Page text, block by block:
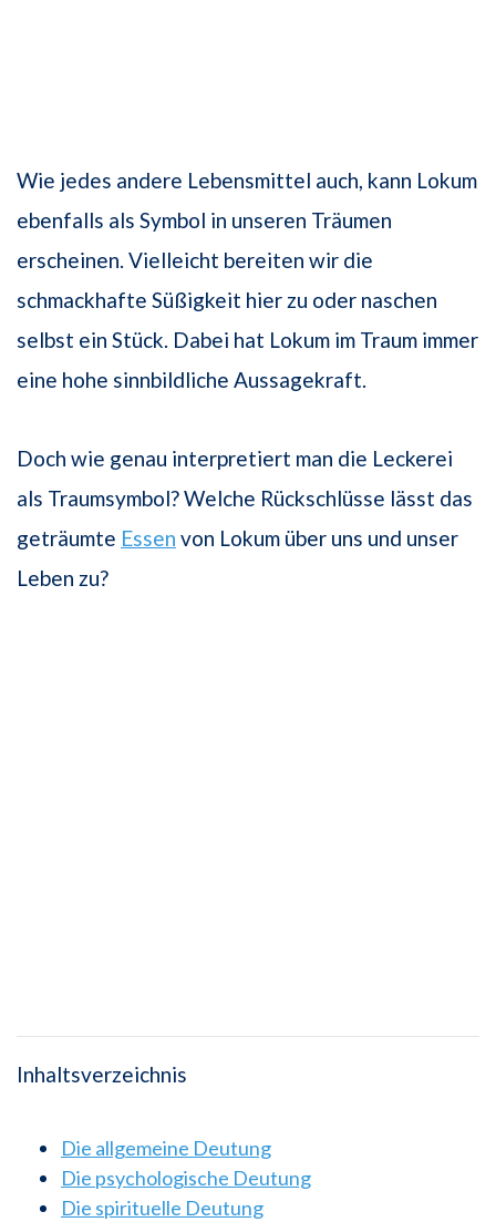
Wie jedes andere Lebensmittel auch, kann Lokum
ebenfalls als Symbol in unseren Träumen
erscheinen. Vielleicht bereiten wir die
schmackhafte Süßigkeit hier zu oder naschen
selbst ein Stück. Dabei hat Lokum im Traum immer
eine hohe sinnbildliche Aussagekraft.
Doch wie genau interpretiert man die Leckerei
als Traumsymbol? Welche Rückschlüsse lässt das
geträumte Essen von Lokum über uns und unser
Leben zu?
Inhaltsverzeichnis
Die allgemeine Deutung
Die psychologische Deutung
Die spirituelle Deutung